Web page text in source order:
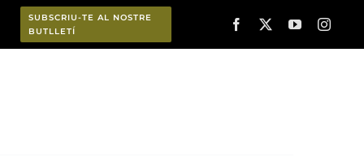
SUBSCRIU-TE AL NOSTRE
BUTLLETÍ